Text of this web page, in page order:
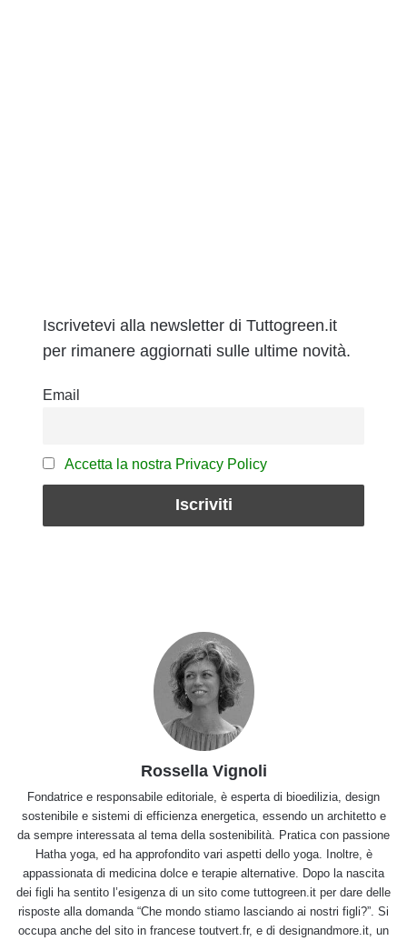
Iscrivetevi alla newsletter di Tuttogreen.it
per rimanere aggiornati sulle ultime novità.
Email
Accetta la nostra Privacy Policy
Rossella Vignoli
Fondatrice e responsabile editoriale, è esperta di bioedilizia, design
sostenibile e sistemi di efficienza energetica, essendo un architetto e
da sempre interessata al tema della sostenibilità. Pratica con passione
Hatha yoga, ed ha approfondito vari aspetti dello yoga. Inoltre, è
appassionata di medicina dolce e terapie alternative. Dopo la nascita
dei figli ha sentito l’esigenza di un sito come tuttogreen.it per dare delle
risposte alla domanda “Che mondo stiamo lasciando ai nostri figli?”. Si
occupa anche del sito in francese toutvert.fr, e di designandmore.it, un